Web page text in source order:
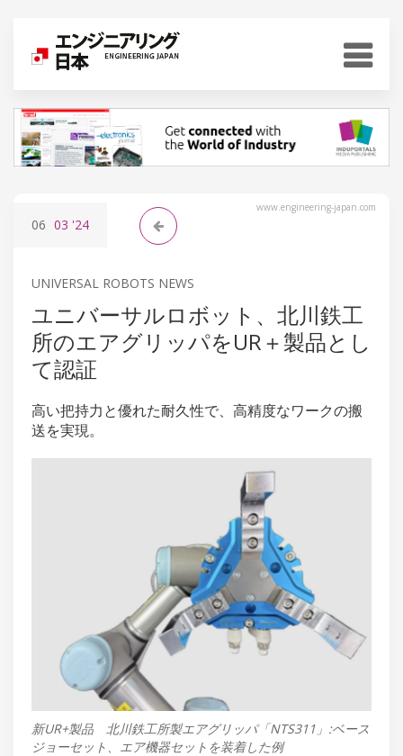
www.engineering-japan.com
06 03 '24
UNIVERSAL ROBOTS NEWS
ユニバーサルロボット、北川鉄工
所のエアグリッパをUR＋製品とし
て認証
高い把持力と優れた耐久性で、高精度なワークの搬
送を実現。
新UR+製品 北川鉄工所製エアグリッパ「NTS311」:ベース
ジョーセット、エア機器セットを装着した例